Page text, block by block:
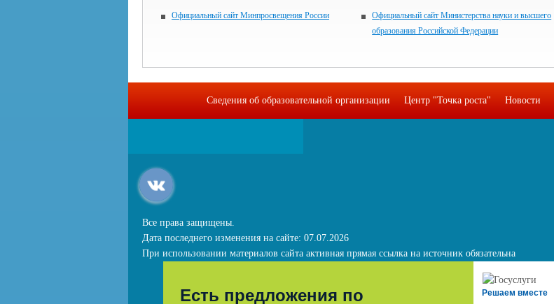
Официальный сайт Минпросвещения России
Официальный сайт Министерства науки и высшего
образования Российской Федерации
Сведения об образовательной организации Центр "Точка роста" Новости
Все права защищены.
Дата последнего изменения на сайте: 07.07.2026
При использовании материалов сайта активная прямая ссылка на источник обязательна
Решаем вместе
Есть предложения по